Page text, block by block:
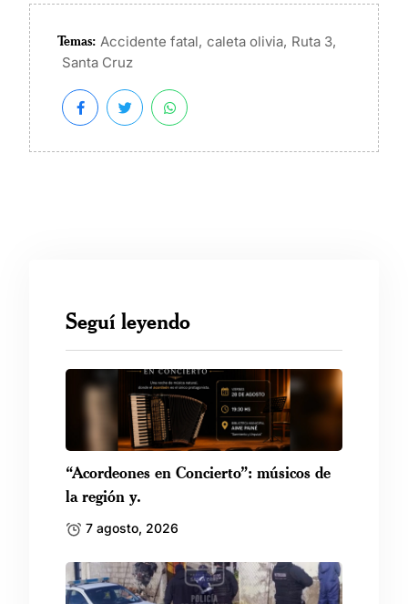
Temas: Accidente fatal, caleta olivia, Ruta 3,
Santa Cruz
Seguí leyendo
“Acordeones en Concierto”: músicos de
la región y.
7 agosto, 2026